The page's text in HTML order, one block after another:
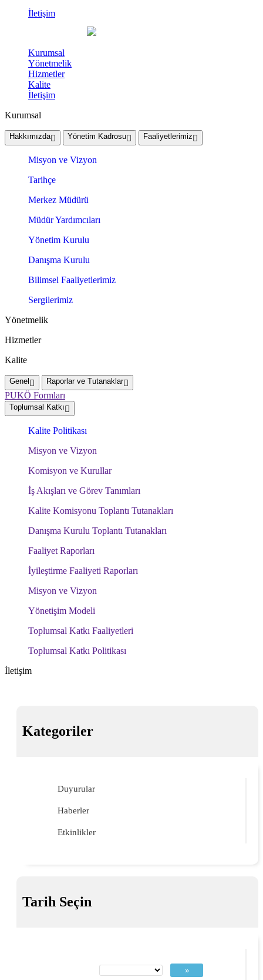
İletişim
Kurumsal
Yönetmelik
Hizmetler
Kalite
İletişim
Kurumsal
Hakkımızda Yönetim Kadrosu Faaliyetlerimiz
Misyon ve Vizyon
Tarihçe
Merkez Müdürü
Müdür Yardımcıları
Yönetim Kurulu
Danışma Kurulu
Bilimsel Faaliyetlerimiz
Sergilerimiz
Yönetmelik
Hizmetler
Kalite
Genel Raporlar ve Tutanaklar
PUKÖ Formları
Toplumsal Katkı
Kalite Politikası
Misyon ve Vizyon
Komisyon ve Kurullar
İş Akışları ve Görev Tanımları
Kalite Komisyonu Toplantı Tutanakları
Danışma Kurulu Toplantı Tutanakları
Faaliyet Raporları
İyileştirme Faaliyeti Raporları
Misyon ve Vizyon
Yönetişim Modeli
Toplumsal Katkı Faaliyetleri
Toplumsal Katkı Politikası
İletişim
Kategoriler
Duyurular
Haberler
Etkinlikler
Tarih Seçin
»